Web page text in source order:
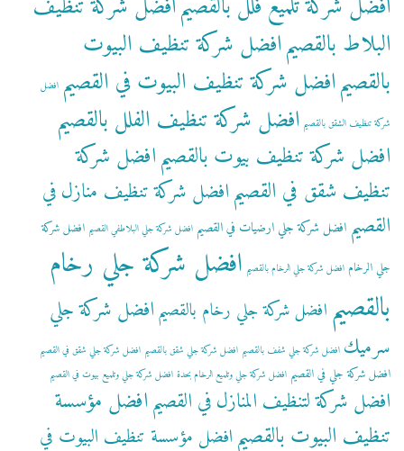
البلاط بالقصيمافضل شركة تنظيف البيوت
بالقصيمافضل شركة تنظيف البيوت في القصيم افضل
شركة تنظيف الشقق بالقصيم افضل شركة تنظيف الفلل بالقصيم
افضل شركة تنظيف بيوت بالقصيمافضل شركة
تنظيف شقق في القصيمافضل شركة تنظيف منازل في
القصيم افضل شركة جلي ارضيات في القصيم افضل شركة جلي البلاطفي القصيم افضل شركة
جلي الرخام افضل شركة جلي الرخام بالقصيم افضل شركة جلي رخام
بالقصيم افضل شركة جلي رخام بالقصيمافضل شركة جلي
سرميك افضل شركة جلي شفف بالقصيم افضل شركة جلي شقق بالقصيم افضل شركة جلي شقق في القصيم
افضل شركة جلي في القصيم افضل شركة جلي وتلميع الرخام بحدة افضل شركة جلي وتلميع بيوت في القصيم
افضل شركة لتنظيف المنازل في القصيمافضل مؤسسة
تنظيف البيوت بالقصيمافضل مؤسسة تنظيف البيوت في